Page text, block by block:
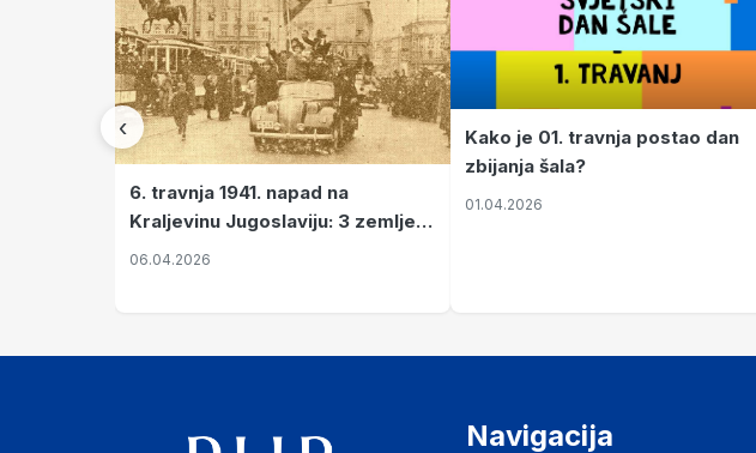
‹
6. travnja 1941. napad na
Kraljevinu Jugoslaviju: 3 zemlje
nastale njenim raspadom
06.04.2026
Kako je 01. travnja postao dan
zbijanja šala?
01.04.2026
Navigacija